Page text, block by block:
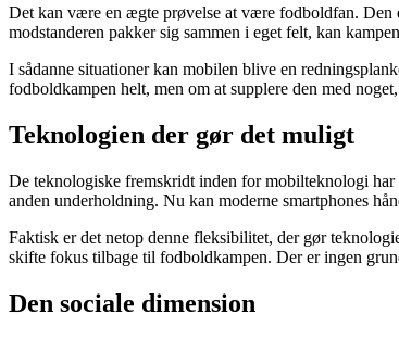
Det kan være en ægte prøvelse at være fodboldfan. Den
modstanderen pakker sig sammen i eget felt, kan
I sådanne situationer kan mobilen blive en
fodboldkampen helt, men om at supplere den med
Teknologien der gør det muligt
De teknologiske fremskridt inden for mobilteknologi
anden underholdning. Nu kan moderne smartphones
Faktisk er det netop denne fleksibilitet, der gør
skifte fokus tilbage til fodboldkampen. Der er ingen
Den sociale dimension